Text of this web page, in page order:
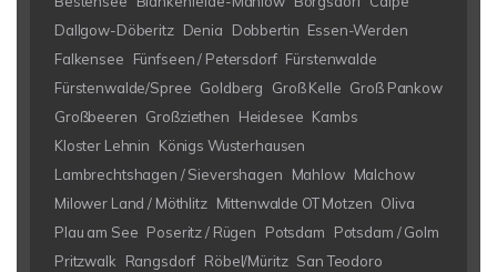
Dallgow-Döberitz Denia Dobbertin Essen-Werden
Falkensee
Fünfseen / Petersdorf Fürstenwalde
Fürstenwalde/Spree Goldberg Groß Kelle Groß Pankow
Großbeeren Großziethen Heidesee Kambs
Kloster Lehnin
Königs Wusterhausen
Lambrechtshagen / Sievershagen
Mahlow Malchow
Milower Land / Möthlitz Mittenwalde OT Motzen Oliva
Plau am See Poseritz / Rügen Potsdam
Potsdam / Golm
Pritzwalk
Rangsdorf Röbel/Müritz San Teodoro